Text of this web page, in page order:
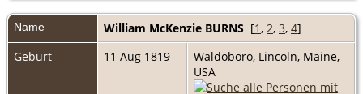
Name William McKenzie BURNS [1 , 2, 3, 4]
Geburt
11 Aug 1819
Waldoboro, Lincoln, Maine,
USA